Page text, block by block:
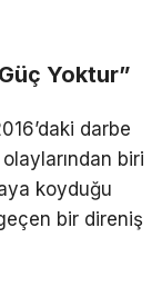
Yoktur”
darbe
biri
koyduğu
bir direniş